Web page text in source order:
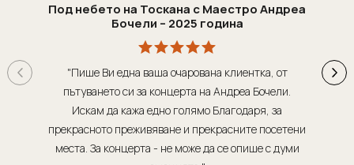
Под небето на Тоскана с Маестро Андреа
Бочели – 2025 година
"Пише Ви една ваша очарована клиентка, от
пътуването си за концерта на Андреа Бочели.
Искам да кажа едно голямо Благодаря, за
прекрасното преживяване и прекрасните посетени
места. За концерта - не може да се опише с думи